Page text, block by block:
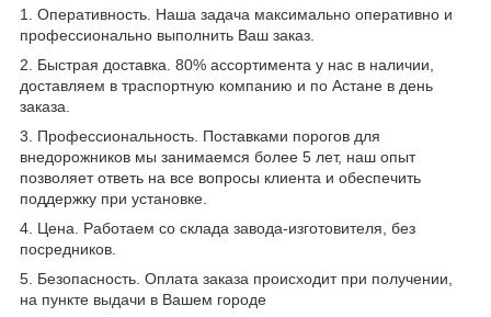
1. Оперативность. Наша задача максимально оперативно и
профессионально выполнить Ваш заказ.
2. Быстрая доставка. 80% ассортимента у нас в наличии,
доставляем в траспортную компанию и по Астане в день
заказа.
3. Профессиональность. Поставками порогов для
внедорожников мы занимаемся более 5 лет, наш опыт
позволяет ответь на все вопросы клиента и обеспечить
поддержку при установке.
4. Цена. Работаем со склада завода-изготовителя, без
посредников.
5. Безопасность. Оплата заказа происходит при получении,
на пункте выдачи в Вашем городе